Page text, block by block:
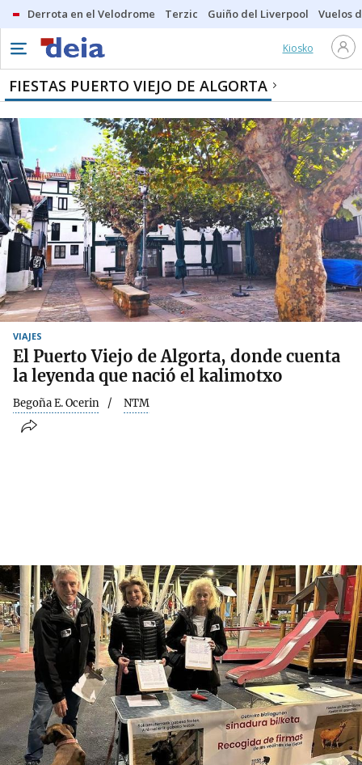
Derrota en el Velodrome Terzic Guiño del Liverpool Vuelos
Kiosko
FIESTAS PUERTO VIEJO DE ALGORTA
VIAJES
El Puerto Viejo de Algorta, donde cuenta
la leyenda que nació el kalimotxo
Begoña E. Ocerin NTM